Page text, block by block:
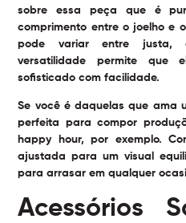
sobre essa peça que é
comprimento entre o joelho e
pode variar entre justa,
versatilidade permite que
sofisticado com facilidade.
Se você é daquelas que ama
perfeita para compor
happy hour, por exemplo.
ajustada para um visual
para arrasar em qualquer
Acessórios